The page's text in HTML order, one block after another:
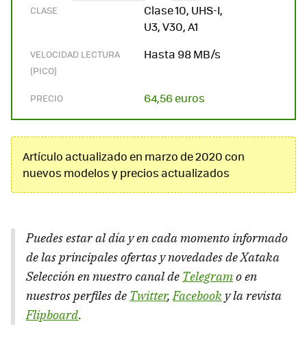
CLASE
Clase 10, UHS-I,
U3, V30, A1
VELOCIDAD LECTURA
(PICO)
Hasta 98 MB/s
PRECIO 64,56 euros
Artículo actualizado en marzo de 2020 con
nuevos modelos y precios actualizados
Puedes estar al día y en cada momento informado
de las principales ofertas y novedades de Xataka
Selección en nuestro canal de Telegramo en
nuestros perfiles de Twitter,Facebook y la revista
Flipboard.